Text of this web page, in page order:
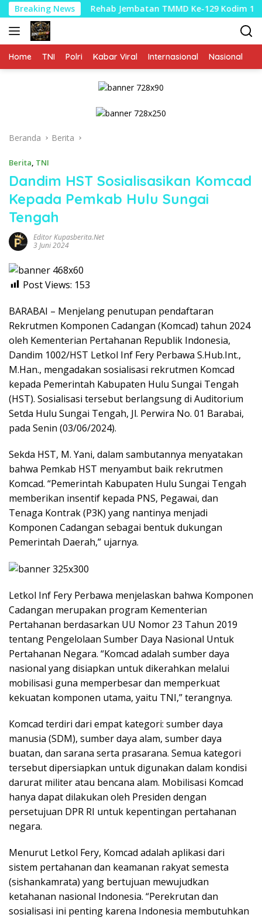
Langsung
ke
konten
Breaking News
Rehab Jembatan TMMD Ke-129 Kodim 1807/Sorong
Home TNI Polri Kabar Viral Internasional Nasional
Beranda Berita
Berita TNI
Dandim HST Sosialisasikan Komcad
Kepada Pemkab Hulu Sungai
Tengah
Editor Kupasberita.net
3 Juni 2024
Post Views: 153
BARABAI – Menjelang penutupan pendaftaran
Rekrutmen Komponen Cadangan (Komcad) tahun 2024
oleh Kementerian Pertahanan Republik Indonesia,
Dandim 1002/HST Letkol Inf Fery Perbawa S.Hub.Int.,
M.Han., mengadakan sosialisasi rekrutmen Komcad
kepada Pemerintah Kabupaten Hulu Sungai Tengah
(HST). Sosialisasi tersebut berlangsung di Auditorium
Setda Hulu Sungai Tengah, Jl. Perwira No. 01 Barabai,
pada Senin (03/06/2024).
Sekda HST, M. Yani, dalam sambutannya menyatakan
bahwa Pemkab HST menyambut baik rekrutmen
Komcad. “Pemerintah Kabupaten Hulu Sungai Tengah
memberikan insentif kepada PNS, Pegawai, dan
Tenaga Kontrak (P3K) yang nantinya menjadi
Komponen Cadangan sebagai bentuk dukungan
Pemerintah Daerah,” ujarnya.
Letkol Inf Fery Perbawa menjelaskan bahwa Komponen
Cadangan merupakan program Kementerian
Pertahanan berdasarkan UU Nomor 23 Tahun 2019
tentang Pengelolaan Sumber Daya Nasional Untuk
Pertahanan Negara. “Komcad adalah sumber daya
nasional yang disiapkan untuk dikerahkan melalui
mobilisasi guna memperbesar dan memperkuat
kekuatan komponen utama, yaitu TNI,” terangnya.
Komcad terdiri dari empat kategori: sumber daya
manusia (SDM), sumber daya alam, sumber daya
buatan, dan sarana serta prasarana. Semua kategori
tersebut dipersiapkan untuk digunakan dalam kondisi
darurat militer atau bencana alam. Mobilisasi Komcad
hanya dapat dilakukan oleh Presiden dengan
persetujuan DPR RI untuk kepentingan pertahanan
negara.
Menurut Letkol Fery, Komcad adalah aplikasi dari
sistem pertahanan dan keamanan rakyat semesta
(sishankamrata) yang bertujuan mewujudkan
ketahanan nasional Indonesia. “Perekrutan dan
sosialisasi ini penting karena Indonesia membutuhkan